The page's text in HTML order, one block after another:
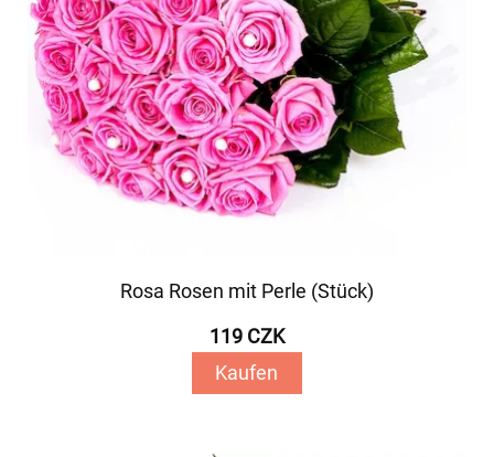
Rosa Rosen mit Perle (Stück)
119 CZK
Kaufen